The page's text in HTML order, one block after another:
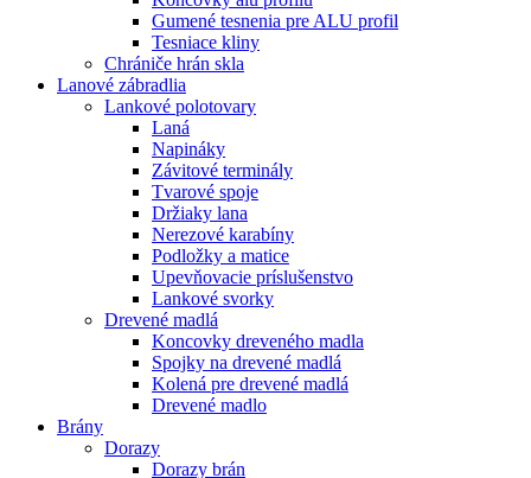
Gumené tesnenia pre ALU profil
Tesniace kliny
Chrániče hrán skla
Lanové zábradlia
Lankové polotovary
Laná
Napináky
Závitové terminály
Tvarové spoje
Držiaky lana
Nerezové karabíny
Podložky a matice
Upevňovacie príslušenstvo
Lankové svorky
Drevené madlá
Koncovky dreveného madla
Spojky na drevené madlá
Kolená pre drevené madlá
Drevené madlo
Brány
Dorazy
Dorazy brán